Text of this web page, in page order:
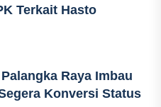
Terkait Hasto
Raya Imbau
Konversi Status